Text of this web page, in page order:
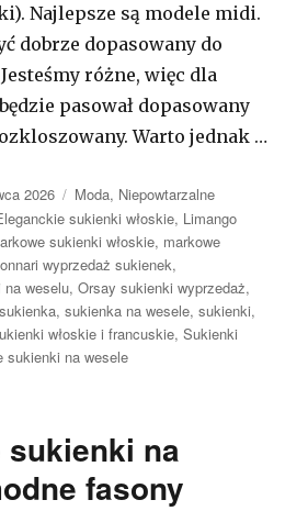
Najlepsze są modele midi.
dobrze dopasowany do
różne, więc dla
pasował dopasowany
Warto jednak …
2026 Kategorie
Moda, Niepowtarzalne
sukienki włoskie, Limango
sukienki włoskie, markowe
wyprzedaż sukienek,
na weselu,Orsay sukienki wyprzedaż,
sukienka,sukienka na wesele,sukienki,
włoskie i francuskie,Sukienki
sukienki na wesele
sukienki na
fasony